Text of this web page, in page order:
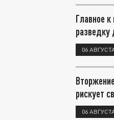
Главное
разведку
06
рискует
06